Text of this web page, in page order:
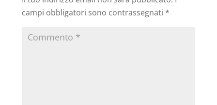
campi obbligatori sono contrassegnati *